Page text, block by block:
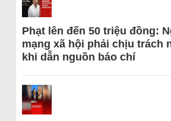
Phạt lên đến 50 triệu đồng:
mạng xã hội phải chịu trách
khi dẫn nguồn báo chí